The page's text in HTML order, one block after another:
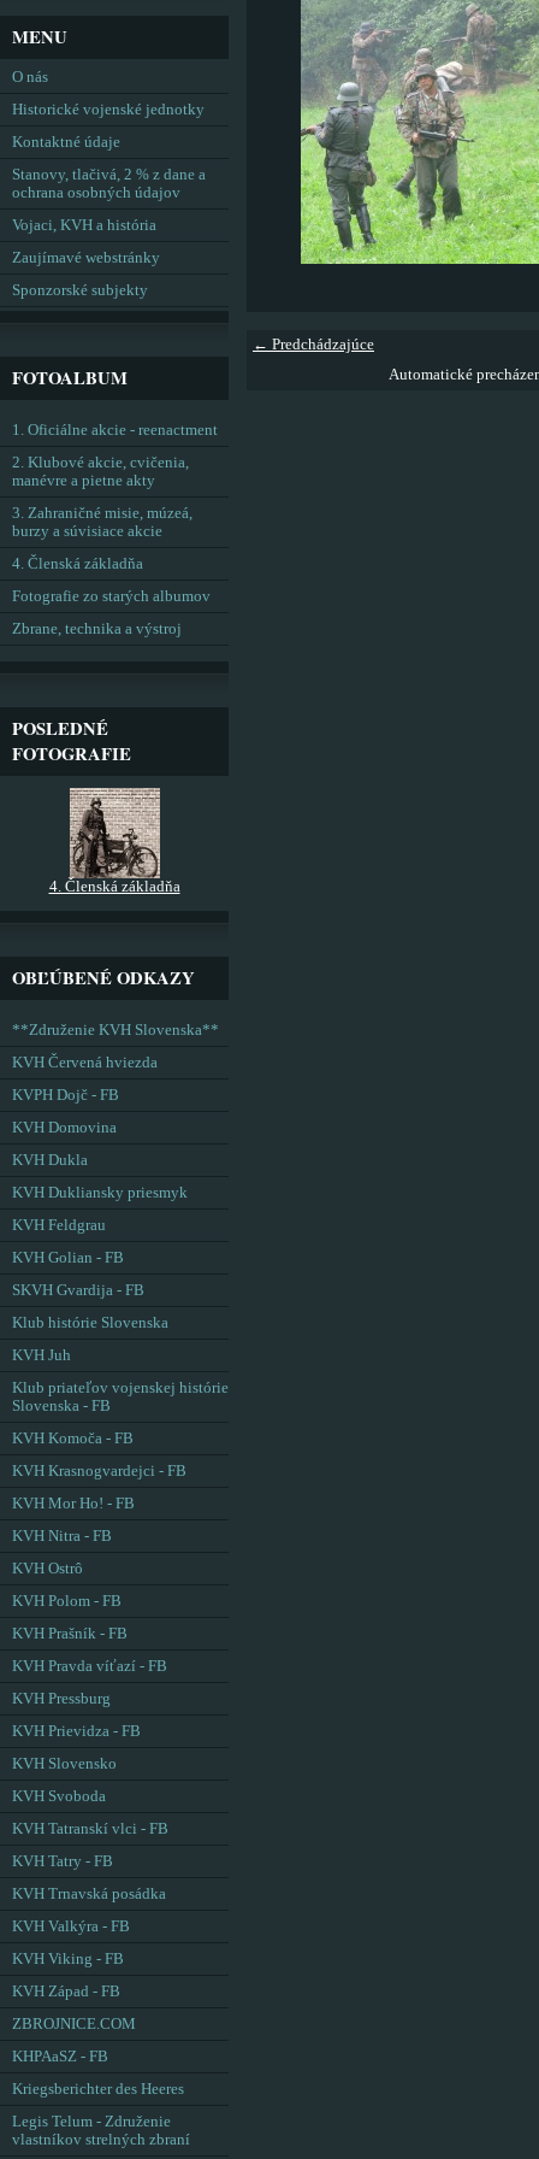
← Predchádzajúce
Automatické
MENU
O nás
Historické vojenské jednotky
Kontaktné údaje
Stanovy, tlačivá, 2 % z dane a
ochrana osobných údajov
Vojaci, KVH a história
Zaujímavé webstránky
Sponzorské subjekty
FOTOALBUM
1. Oficiálne akcie - reenactment
2. Klubové akcie, cvičenia,
manévre a pietne akty
3. Zahraničné misie, múzeá,
burzy a súvisiace akcie
4. Členská základňa
Fotografie zo starých albumov
Zbrane, technika a výstroj
POSLEDNÉ
FOTOGRAFIE
4. Členská základňa
OBĽÚBENÉ ODKAZY
**Združenie KVH Slovenska**
KVH Červená hviezda
KVPH Dojč - FB
KVH Domovina
KVH Dukla
KVH Dukliansky priesmyk
KVH Feldgrau
KVH Golian - FB
SKVH Gvardija - FB
Klub histórie Slovenska
KVH Juh
Klub priateľov vojenskej histórie
Slovenska - FB
KVH Komoča - FB
KVH Krasnogvardejci - FB
KVH Mor Ho! - FB
KVH Nitra - FB
KVH Ostrô
KVH Polom - FB
KVH Prašník - FB
KVH Pravda víťazí - FB
KVH Pressburg
KVH Prievidza - FB
KVH Slovensko
KVH Svoboda
KVH Tatranskí vlci - FB
KVH Tatry - FB
KVH Trnavská posádka
KVH Valkýra - FB
KVH Viking - FB
KVH Západ - FB
ZBROJNICE.COM
KHPAaSZ - FB
Kriegsberichter des Heeres
Legis Telum - Združenie
vlastníkov strelných zbraní